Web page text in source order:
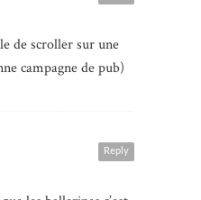
de scroller sur une
campagne de pub)
Reply